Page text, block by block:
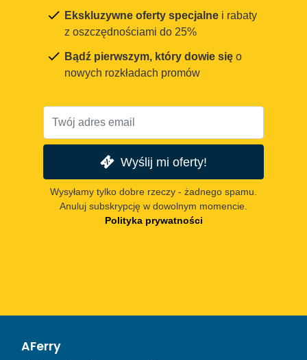
Ekskluzywne oferty specjalne i rabaty
z oszczędnościami do 25%
Bądź pierwszym, który dowie się o
nowych rozkładach promów
Wyślij mi oferty!
Wysyłamy tylko dobre rzeczy - żadnego spamu.
Anuluj subskrypcję w dowolnym momencie.
Polityka prywatności
AFerry